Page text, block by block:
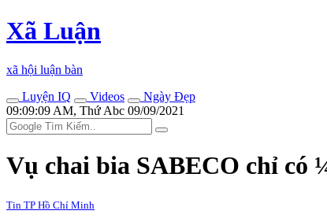
Xã Luận
xã hội luận bàn
Luyện IQ
Videos
Ngày Đẹp
09:09:09 AM, Thứ Abc 09/09/2021
Vụ chai bia SABECO chỉ có
Tin TP Hồ Chí Minh